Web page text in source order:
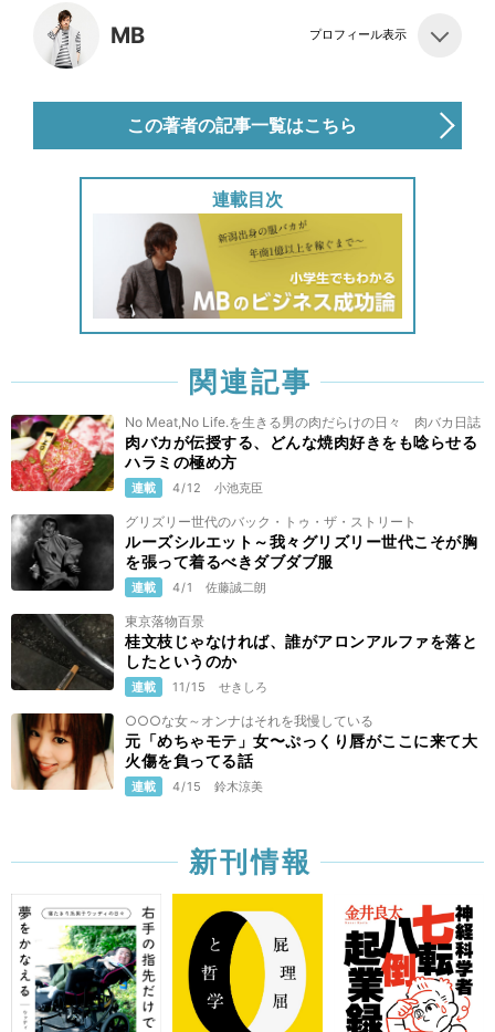
MB プロフィール表示
この著者の記事一覧はこちら
連載目次
関連記事
No Meat,No Life.を生きる男の肉だらけの日々 肉バカ日誌
肉バカが伝授する、どんな焼肉好きをも唸らせる
ハラミの極め方
連載 4/12 小池克臣
グリズリー世代のバック・トゥ・ザ・ストリート
ルーズシルエット～我々グリズリー世代こそが胸
を張って着るべきダブダブ服
連載 4/1 佐藤誠二朗
東京落物百景
桂文枝じゃなければ、誰がアロンアルファを落と
したというのか
連載 11/15 せきしろ
○○○な女～オンナはそれを我慢している
元「めちゃモテ」女〜ぷっくり唇がここに来て大
火傷を負ってる話
連載 4/15 鈴木涼美
新刊情報